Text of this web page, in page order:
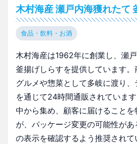
木村海産 瀬戸内海獲れたて
食品・飲料・お酒
木村海産は1962年に創業し、瀬
釜揚げしらすを提供しています。
グルメや惣菜として多岐に渡り
を通じて24時間通販されていま
中から集め、顧客に届けること
が、パッケージ変更の可能性が
の表示を確認するよう推奨されて